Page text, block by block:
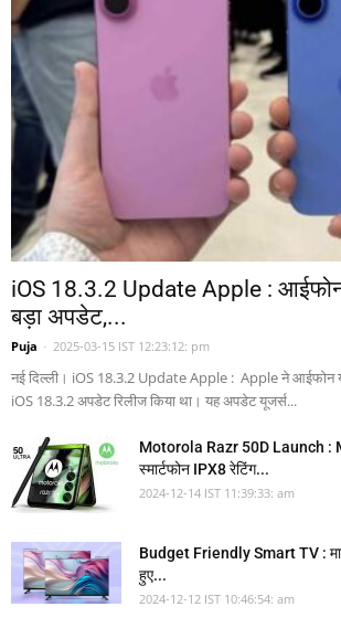
iOS 18.3.2 Update Apple :
बड़ा अपडेट,...
Puja - 2025-03-15 IST 12:23:12: pm
नई दिल्ली। iOS 18.3.2 Update Apple : Apple ने आईफोन
iOS 18.3.2 अपडेट रिलीज किया था। यह अपडेट यूजर्स...
Motorola Razr 50D Launch :
स्मार्टफोन IPX8 रेटिंग...
2024-12-14 IST 11:39:33: am
Budget Friendly Smart TV :
हुए...
2024-12-12 IST 10:46:54: am